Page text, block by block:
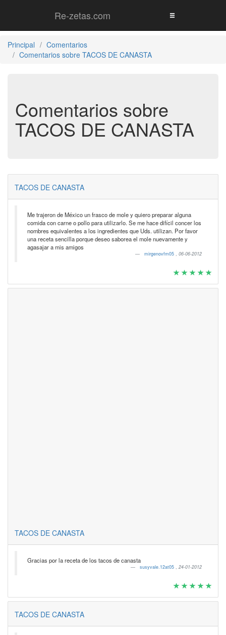
Re-zetas.com
Principal
Comentarios
Comentarios sobre TACOS DE CANASTA
Comentarios sobre
TACOS DE CANASTA
TACOS DE CANASTA
Me trajeron de México un frasco de mole y quiero preparar alguna
comida con carne o pollo para utilizarlo. Se me hace difícil concer los
nombres equivalentes a los ingredientes que Uds. utilizan. Por favor
una receta sencilla porque deseo saborea el mole nuevamente y
agasajar a mis amigos
mirgenovfm05 , 06-06-2012
TACOS DE CANASTA
Gracias por la receta de los tacos de canasta
susyvale.12at05 , 24-01-2012
TACOS DE CANASTA